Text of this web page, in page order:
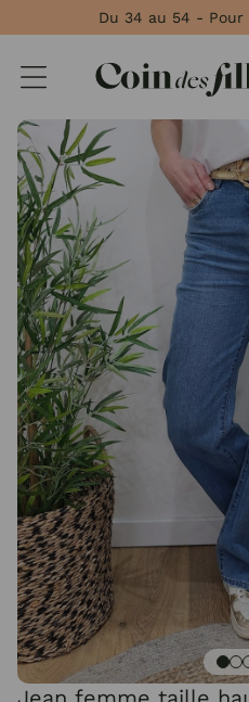
Du 34 au 54 -
Panneau de gestion des cookies